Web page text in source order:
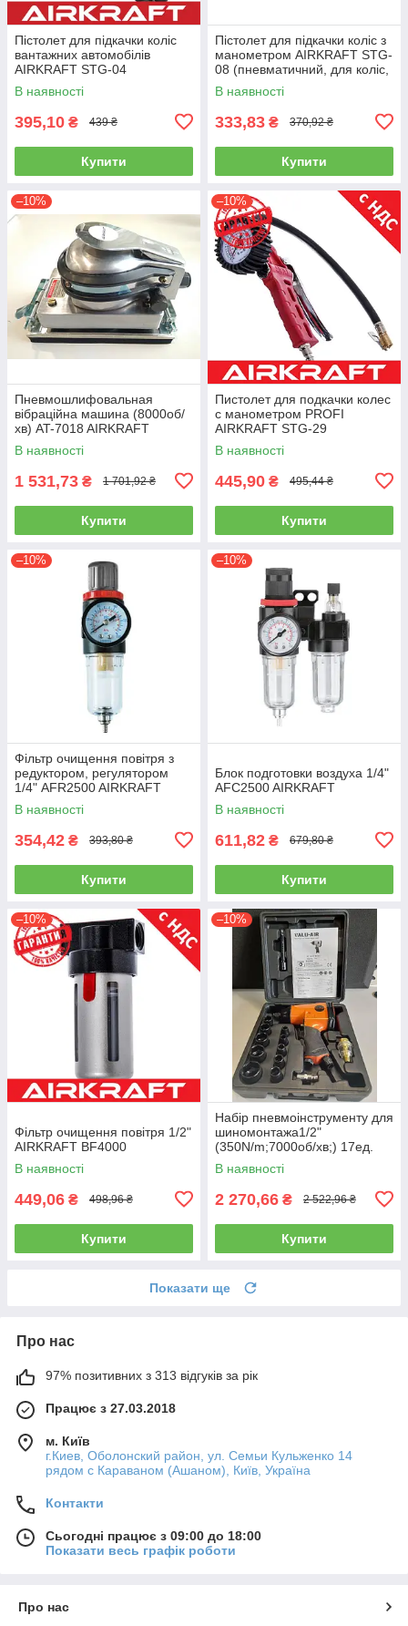
Пістолет для підкачки коліс
вантажних автомобілів
AIRKRAFT STG-04
(пневматичний, для коліс,
пневмопістолет)
В наявності
395,10 ₴ 439 ₴
Купити
Пістолет для підкачки коліс з
манометром AIRKRAFT STG-
08 (пневматичний, для коліс,
пневмопістолет)
В наявності
333,83 ₴ 370,92 ₴
Купити
–10%
Пневмошлифовальная
вібраційна машина (8000об/
хв) AT-7018 AIRKRAFT
В наявності
1 531,73 ₴ 1 701,92 ₴
Купити
–10%
Пистолет для подкачки колес
с манометром PROFI
AIRKRAFT STG-29
(пневматический, для колес,
пневмопистолет)
В наявності
445,90 ₴ 495,44 ₴
Купити
–10%
Фільтр очищення повітря з
редуктором, регулятором
1/4" AFR2500 AIRKRAFT
В наявності
354,42 ₴ 393,80 ₴
Купити
–10%
Блок подготовки воздуха 1/4"
AFC2500 AIRKRAFT
В наявності
611,82 ₴ 679,80 ₴
Купити
–10%
Фільтр очищення повітря 1/2"
AIRKRAFT BF4000
В наявності
449,06 ₴ 498,96 ₴
Купити
–10%
Набір пневмоінструменту для
шиномонтажа1/2"
(350N/m;7000об/хв;) 17ед.
AEROPRO RP7808
В наявності
2 270,66 ₴ 2 522,96 ₴
Купити
Показати ще
Про нас
97% позитивних з 313 відгуків за рік
Працює з 27.03.2018
м. Київ
г.Киев, Оболонский район, ул. Семьи Кульженко 14
рядом с Караваном (Ашаном), Київ, Україна
Контакти
Сьогодні працює з 09:00 до 18:00
Показати весь графік роботи
Про нас